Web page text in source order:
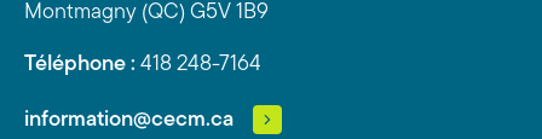
Montmagny (QC) G5V 1B9
Téléphone : 418 248-7164
information@cecm.ca